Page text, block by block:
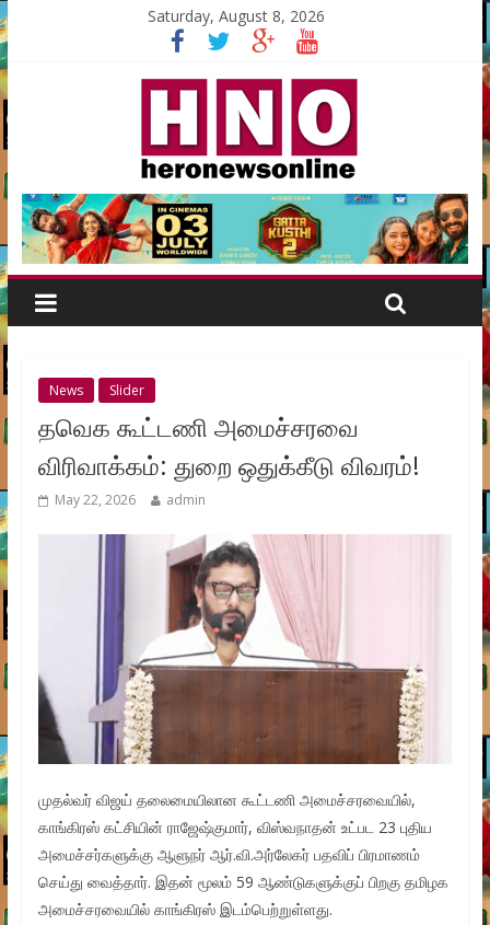
Saturday, August 8, 2026
News Slider
தவெக கூட்டணி அமைச்சரவை
விரிவாக்கம்: துறை ஒதுக்கீடு விவரம்!
May 22, 2026 admin
முதல்வர் விஜய் தலைமையிலான கூட்டணி அமைச்சரவையில்,
காங்கிரஸ் கட்சியின் ராஜேஷ்குமார், விஸ்வநாதன் உட்பட 23 புதிய
அமைச்சர்களுக்கு ஆளுநர் ஆர்.வி.அர்லேகர் பதவிப் பிரமாணம்
செய்து வைத்தார். இதன் மூலம் 59 ஆண்டுகளுக்குப் பிறகு தமிழக
அமைச்சரவையில் காங்கிரஸ் இடம்பெற்றுள்ளது.